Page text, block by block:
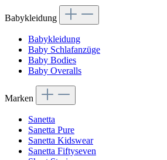
Babykleidung
Babykleidung
Baby Schlafanzüge
Baby Bodies
Baby Overalls
Marken
Sanetta
Sanetta Pure
Sanetta Kidswear
Sanetta Fiftyseven